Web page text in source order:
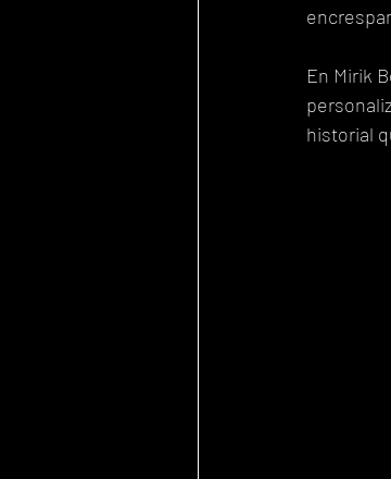
En Mirik
historial